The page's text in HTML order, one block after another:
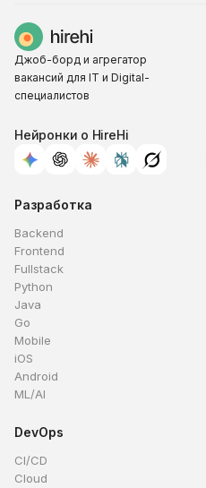
Джоб-борд и агрегатор
вакансий для IT и Digital-
специалистов
Нейронки о HireHi
Разработка
Backend
Frontend
Fullstack
Python
Java
Go
Mobile
iOS
Android
ML/AI
DevOps
CI/CD
Cloud